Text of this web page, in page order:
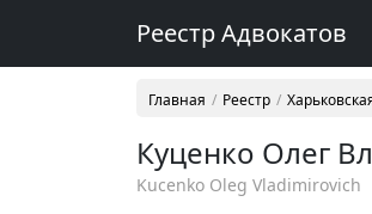
Реестр Адвокатов
Главная Реестр
Куценко Олег
Kucenko Oleg Vladimirovich